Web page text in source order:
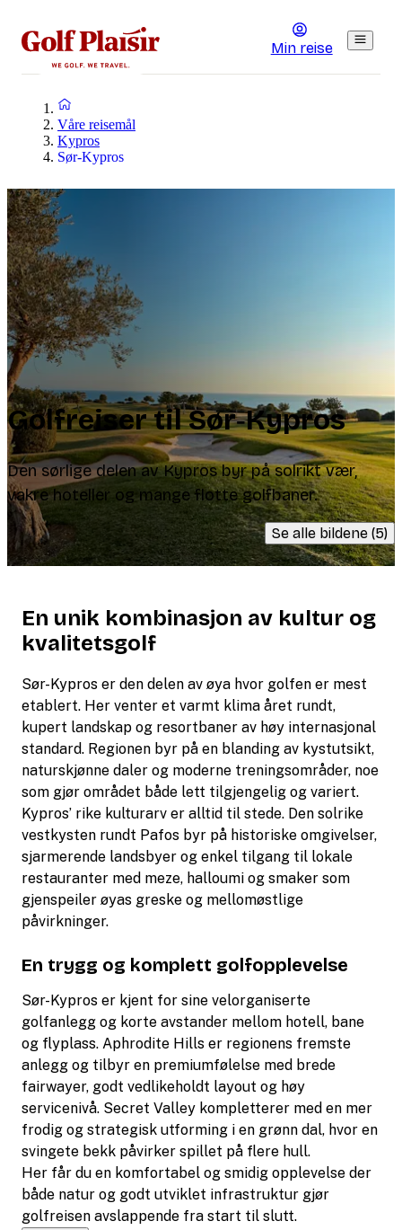
Min reise
Våre reisemål
Kypros
Sør-Kypros
Golfreiser til Sør‑Kypros
Den sørlige delen av Kypros byr på solrikt vær,
vakre hoteller og mange flotte golfbaner.
Se alle bildene (5)
En unik kombinasjon av kultur og
kvalitetsgolf
Sør-Kypros er den delen av øya hvor golfen er mest
etablert. Her venter et varmt klima året rundt,
kupert landskap og resortbaner av høy internasjonal
standard. Regionen byr på en blanding av kystutsikt,
naturskjønne daler og moderne treningsområder, noe
som gjør området både lett tilgjengelig og variert.
Kypros’ rike kulturarv er alltid til stede. Den solrike
vestkysten rundt Pafos byr på historiske omgivelser,
sjarmerende landsbyer og enkel tilgang til lokale
restauranter med meze, halloumi og smaker som
gjenspeiler øyas greske og mellomøstlige
påvirkninger.
En trygg og komplett golfopplevelse
Sør-Kypros er kjent for sine velorganiserte
golfanlegg og korte avstander mellom hotell, bane
og flyplass. Aphrodite Hills er regionens fremste
anlegg og tilbyr en premiumfølelse med brede
fairwayer, godt vedlikeholdt layout og høy
servicenivå. Secret Valley kompletterer med en mer
frodig og strategisk utforming i en grønn dal, hvor en
svingete bekk påvirker spillet på flere hull.
Her får du en komfortabel og smidig opplevelse der
både natur og godt utviklet infrastruktur gjør
golfreisen avslappende fra start til slutt.